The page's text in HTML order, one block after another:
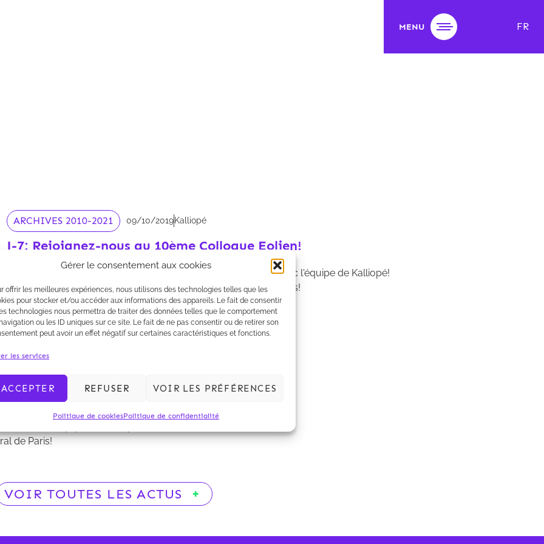
Gérer le consentement aux cookies
offrir les meilleures expériences, nous utilisons des technologies telles que les
pour stocker et/ou accéder aux informations des appareils. Le fait de consentir
technologies nous permettra de traiter des données telles que le comportement
ou les ID uniques sur ce site. Le fait de ne pas consentir ou de retirer son
peut avoir un effet négatif sur certaines caractéristiques et fonctions.
les services
ACCEPTER REFUSER VOIR LES PRÉFÉRENCES
Politique de cookiesPolitique de confidentialité
MENU FR
ARCHIVES 2010-2021 09/10/2019Kalliopé
J-7: Rejoignez-nous au 10ème Colloque Eolien!
Venez faire le plein d'énergie (renouvellable!) au stand n°102 avec l'équipe de Kalliopé!
Nous vous attendons les 16 et 17 octobre au Parc Floral de Paris!
de Paris!
VOIR TOUTES LES ACTUS